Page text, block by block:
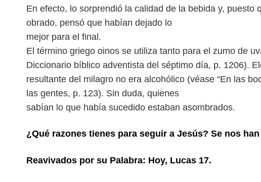
En efecto, lo sorprendió la calidad de la bebida y, puesto
obrado, pensó que habían dejado lo
mejor para el final.
El término griego oinos se utiliza tanto para el zumo de
Diccionario bíblico adventista del séptimo día, p. 1206).
resultante del milagro no era alcohólico (véase “En las
las gentes, p. 123). Sin duda, quienes
sabían lo que había sucedido estaban asombrados.
¿Qué razones tienes para seguir a Jesús? Se nos
Reavivados por su Palabra: Hoy, Lucas 17.